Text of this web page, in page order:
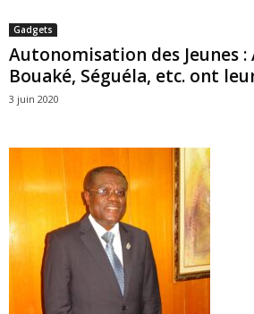
Gadgets
Autonomisation des Jeunes
Bouaké, Séguéla, etc. ont
3 juin 2020